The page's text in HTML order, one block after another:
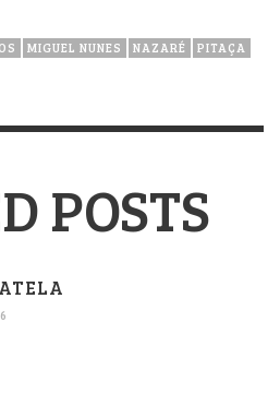
MIGUEL NUNES NAZARÉ
PITAÇA
POSTS